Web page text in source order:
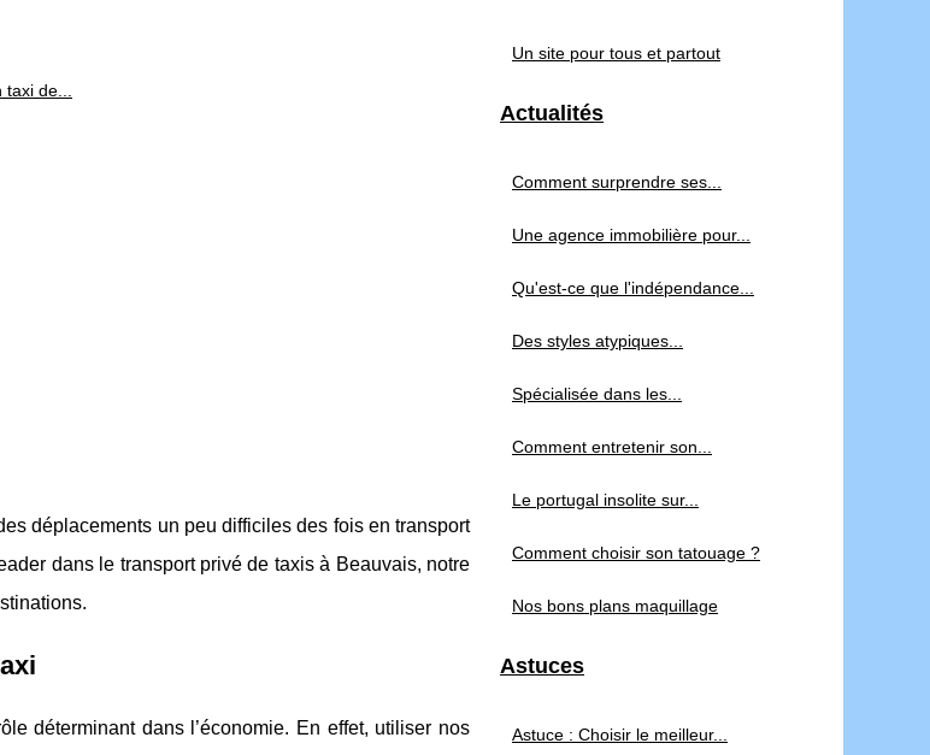
de...
déplacements un peu difficiles des fois en transport
dans le transport privé de taxis à Beauvais, notre
déterminant dans l’économie. En effet, utiliser nos
Un site pour tous et partout
Actualités
Comment surprendre ses...
Une agence immobilière pour...
Qu'est-ce que l'indépendance...
Des styles atypiques...
Spécialisée dans les...
Comment entretenir son...
Le portugal insolite sur...
Comment choisir son tatouage ?
Nos bons plans maquillage
Astuces
Astuce : Choisir le meilleur...